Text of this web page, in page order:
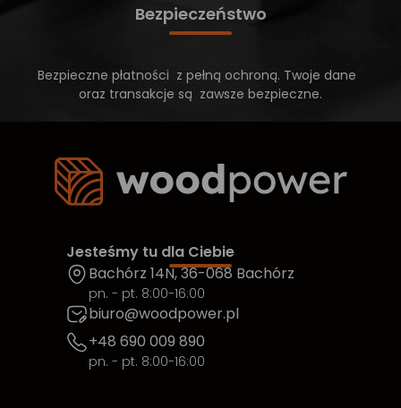
Bezpieczeństwo
Bezpieczne płatności z pełną ochroną. Twoje dane
oraz transakcje są zawsze bezpieczne.
Jesteśmy tu dla Ciebie
Bachórz 14N, 36-068 Bachórz
pn. - pt. 8:00-16:00
biuro@woodpower.pl
+48 690 009 890
pn. - pt. 8:00-16:00